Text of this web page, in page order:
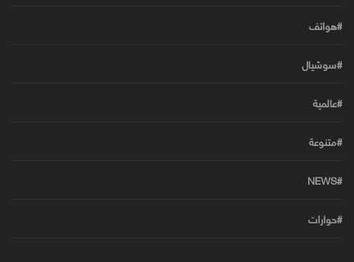
#هواتف
#سوشيال
#عالمية
#متنوعة
#NEWS
#حوارات